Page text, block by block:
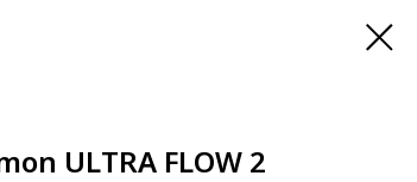
ULTRA FLOW 2